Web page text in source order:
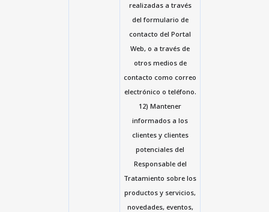
realizadas a través
del formulario de
contacto del Portal
Web, o a través de
otros medios de
contacto como correo
electrónico o teléfono.
12) Mantener
informados a los
clientes y clientes
potenciales del
Responsable del
Tratamiento sobre los
productos y servicios,
novedades, eventos,